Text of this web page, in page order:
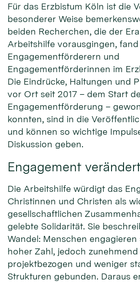
Für das Erzbistum Köln ist die
besonderer Weise
beiden Recherchen, die der
Arbeitshilfe vorausgingen, fand
Engagementförderern und
Engagementförderinnen im
Die Eindrücke, Haltungen und
vor Ort seit 2017 – dem Start
Engagementförderung –
konnten, sind in die
und können so wichtige
Diskussion geben.
Engagement
Die Arbeitshilfe würdigt das
Christinnen und Christen als
gesellschaftlichen
gelebte Solidarität. Sie
Wandel: Menschen
hoher Zahl, jedoch zunehmend
projektbezogen und weniger
Strukturen gebunden. Daraus